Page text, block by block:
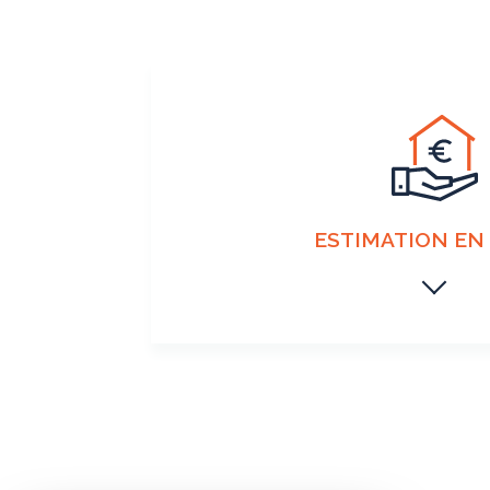
ESTIMATION EN